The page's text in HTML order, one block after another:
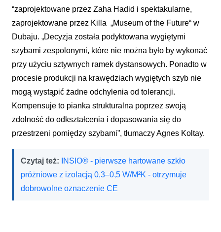
“zaprojektowane przez Zaha Hadid i spektakularne,
zaprojektowane przez Killa „Museum of the Future“ w
Dubaju. „Decyzja została podyktowana wygiętymi
szybami zespolonymi, które nie można było by wykonać
przy użyciu sztywnych ramek dystansowych. Ponadto w
procesie produkcji na krawędziach wygiętych szyb nie
mogą wystąpić żadne odchylenia od tolerancji.
Kompensuje to pianka strukturalna poprzez swoją
zdolność do odkształcenia i dopasowania się do
przestrzeni pomiędzy szybami”, tłumaczy Agnes Koltay.
Czytaj też:
INSIO® - pierwsze hartowane szkło
próżniowe z izolacją 0,3–0,5 W/M²K - otrzymuje
dobrowolne oznaczenie CE